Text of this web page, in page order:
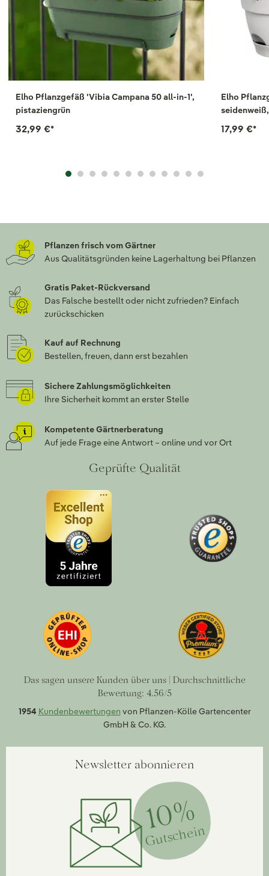
Elho Pflanzgefäß 'Vibia Campana 50 all-in-1',
pistaziengrün
32,99 €*
Elho
seidenweiß,
17,99 €*
Pflanzen frisch vom Gärtner
Aus Qualitätsgründen keine Lagerhaltung bei Pflanzen
Gratis Paket-Rückversand
Das Falsche bestellt oder nicht zufrieden? Einfach
zurückschicken
Kauf auf Rechnung
Bestellen, freuen, dann erst bezahlen
Sichere Zahlungsmöglichkeiten
Ihre Sicherheit kommt an erster Stelle
Kompetente Gärtnerberatung
Auf jede Frage eine Antwort – online und vor Ort
Geprüfte Qualität
Das sagen unsere Kunden über uns | Durchschnittliche
Bewertung: 4.56/5
1954 Kundenbewertungen von Pflanzen-Kölle Gartencenter
GmbH & Co. KG.
Newsletter abonnieren
10%
Gutschein